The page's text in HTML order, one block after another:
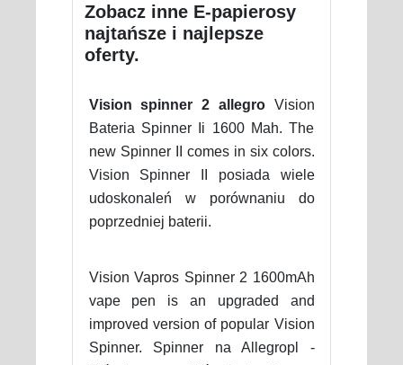
Zobacz inne E-papierosy
najtańsze i najlepsze
oferty.
Vision spinner 2 allegroVision
Bateria Spinner Ii 1600 Mah. The
new Spinner II comes in six colors.
Vision Spinner II posiada wiele
udoskonaleń w porównaniu do
poprzedniej baterii.
Vision Vapros Spinner 2 1600mAh
vape pen is an upgraded and
improved version of popular Vision
Spinner. Spinner na Allegropl -